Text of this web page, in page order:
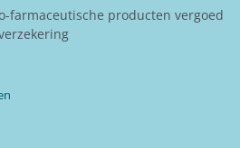
farmaceutische producten vergoed